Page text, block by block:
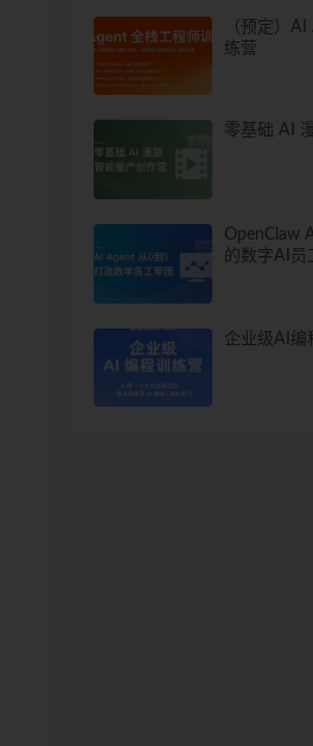
（预定）
练营
零基础 AI
OpenClaw
的数字AI员
企业级AI编